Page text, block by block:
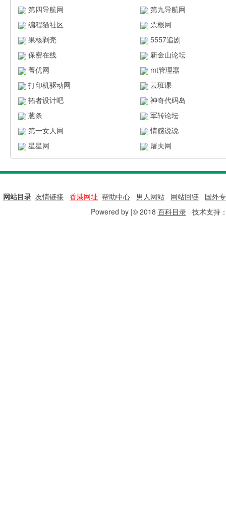
第四导航网
第九导航网
编程猫社区
票根网
果核剥壳
5557追剧
保密在线
新金山论坛
菁优网
mt管理器
打印机驱动网
云班课
拓者设计吧
神奇代码岛
葱条
军转论坛
第一女人网
情感说说
星星网
屠夫网
网站目录 友情链接 香港网址 帮助中心 男人网站 网站回链
国外
Powered by |© 2018 百科目录技术支持